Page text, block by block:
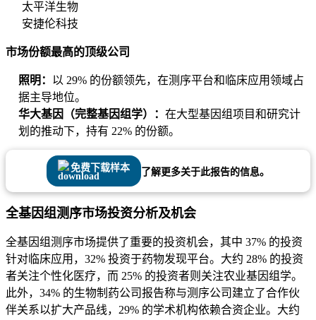
太平洋生物
安捷伦科技
市场份额最高的顶级公司
照明： 以 29% 的份额领先，在测序平台和临床应用领域占
据主导地位。
华大基因（完整基因组学）： 在大型基因组项目和研究计
划的推动下，持有 22% 的份额。
免费下载样本 了解更多关于此报告的信息。
全基因组测序市场投资分析及机会
全基因组测序市场提供了重要的投资机会，其中 37% 的投资
针对临床应用，32% 投资于药物发现平台。大约 28% 的投资
者关注个性化医疗，而 25% 的投资者则关注农业基因组学。
此外，34% 的生物制药公司报告称与测序公司建立了合作伙
伴关系以扩大产品线，29% 的学术机构依赖合资企业。大约